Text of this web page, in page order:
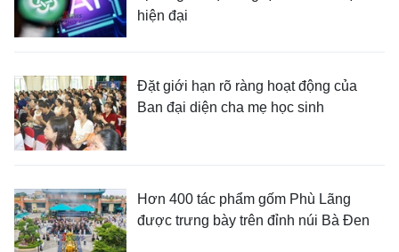
hiện đại
Đặt giới hạn rõ ràng hoạt động của
Ban đại diện cha mẹ học sinh
Hơn 400 tác phẩm gốm Phù Lãng
được trưng bày trên đỉnh núi Bà Đen